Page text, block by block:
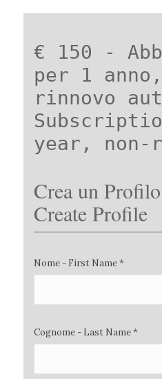
€ 150 -
per 1
rinnovo
year, non-
Crea un
Create Profile
Nome - First Name *
Cognome - Last Name *